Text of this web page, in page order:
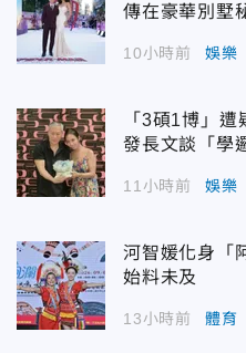
傳在豪華別墅
10小時前 娛樂
「3碩1博」
發長文談「學
11小時前 娛樂
河智媛化身「
始料未及
13小時前 體育